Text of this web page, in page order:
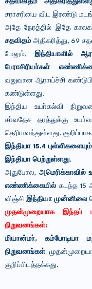
சதவிகிதம்
சராசரியை விட இரண்டு
அதே நேரத்தில் இதே
சதவிதம் அதிகரித்து, 69
மேலும்,இந்தியாவில்
பேராசிரியா்கள்
வலுவான ஆராய்ச்சி
கண்டுள்ளது.
இந்திய உயா்கல்வி
சா்வதேச தரத்துக்கு
தெரியவந்துள்ளது. குறிப்பாக
இந்தியா 15.4 புள்ளிகளையும்
இந்தியா பெற்றுள்ளது.
அதுபோல,
எண்ணிக்கையில் கடந்த
விஞ்சி இந்தியா முன்னிலை
முதன்முறையாக இந்தப்
நிறுவனங்கள்:
மியான்மா், கம்போடியா
நிறுவனங்கள்
குறிப்பிடத்தக்கது.